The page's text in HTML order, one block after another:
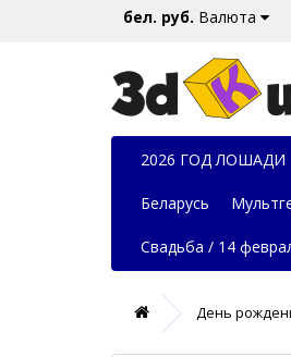
бел. руб. Валюта
2026 ГОД ЛОШАДИ
Беларусь
Свадьба / 14
День